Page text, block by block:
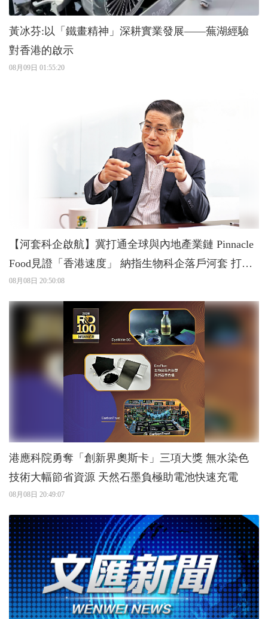
黃冰芬:以「鐵畫精神」深耕實業發展——蕪湖經驗
對香港的啟示
08月09日 01:55:20
【河套科企啟航】冀打通全球與內地產業鏈 Pinnacle
Food見證「香港速度」 納指生物科企落戶河套 打造
灣區「細胞工廠」
08月08日 20:50:08
港應科院勇奪「創新界奧斯卡」三項大獎 無水染色
技術大幅節省資源 天然石墨負極助電池快速充電
08月08日 20:49:07